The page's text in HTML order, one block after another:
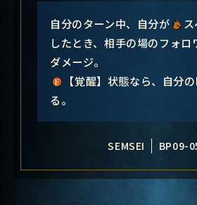
自分のターン中、自分が
したとき、相手の場のフォロ
ダメージ。
【覚醒】状態なら、自分
る。
SEMSEI BP09-